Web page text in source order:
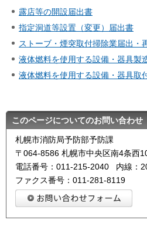
露店等の開設届出書
指定洞道等設置（変更）届出書
ストーブ・煙突取付掃除業届出・
液体燃料を使用する設備・器具製
液体燃料を使用する設備・器具取
このページについてのお問い合わせ
札幌市消防局予防部予防課
〒064-8586 札幌市中央区南4条西
電話番号：011-215-2040 内線：
ファクス番号：011-281-8119